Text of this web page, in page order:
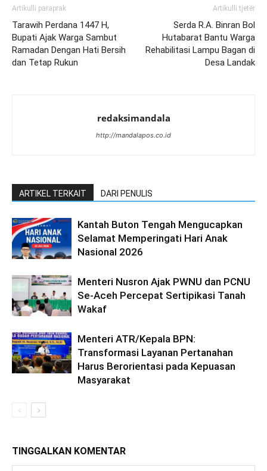
Artikulli paraprak
Tarawih Perdana 1447 H,
Bupati Ajak Warga Sambut
Ramadan Dengan Hati Bersih
dan Tetap Rukun
Artikulli tjetër
Serda R.A. Binran Bol
Hutabarat Bantu Warga
Rehabilitasi Lampu Bagan di
Desa Landak
redaksimandala
http://mandalapos.co.id
ARTIKEL TERKAIT DARI PENULIS
Kantah Buton Tengah Mengucapkan
Selamat Memperingati Hari Anak
Nasional 2026
Menteri Nusron Ajak PWNU dan PCNU
Se-Aceh Percepat Sertipikasi Tanah
Wakaf
Menteri ATR/Kepala BPN:
Transformasi Layanan Pertanahan
Harus Berorientasi pada Kepuasan
Masyarakat
TINGGALKAN KOMENTAR